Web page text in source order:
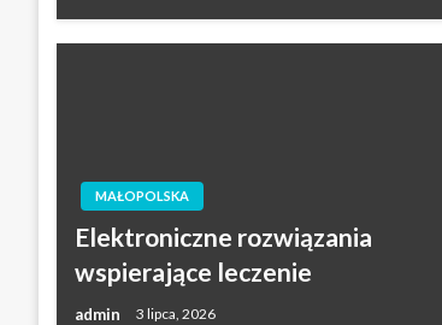
MAŁOPOLSKA
Elektroniczne rozwiązania
wspierające leczenie
admin 3 lipca, 2026